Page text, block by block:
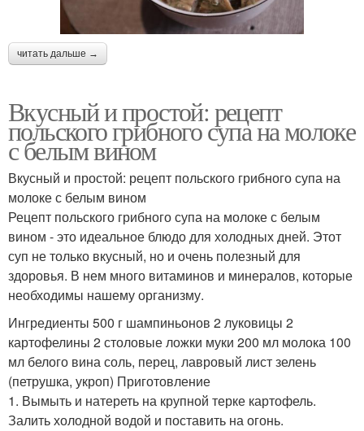
читать дальше →
Вкусный и простой: рецепт
польского грибного супа на молоке
с белым вином
Вкусный и простой: рецепт польского грибного супа на
молоке с белым вином
Рецепт польского грибного супа на молоке с белым
вином - это идеальное блюдо для холодных дней. Этот
суп не только вкусный, но и очень полезный для
здоровья. В нем много витаминов и минералов, которые
необходимы нашему организму.
Ингредиенты 500 г шампиньонов 2 луковицы 2
картофелины 2 столовые ложки муки 200 мл молока 100
мл белого вина соль, перец, лавровый лист зелень
(петрушка, укроп) Приготовление
1. Вымыть и натереть на крупной терке картофель.
Залить холодной водой и поставить на огонь.